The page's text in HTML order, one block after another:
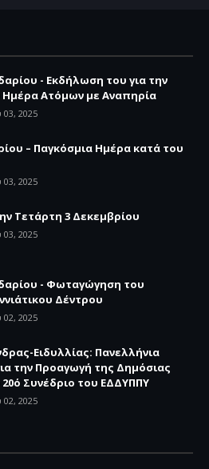
- Εκδήλωση του για την
Ημέρα Ατόμων με Αναπηρία
03, 2025
– Παγκόσμια Ημέρα κατά του
03, 2025
Τετάρτη 3 Δεκεμβρίου
03, 2025
- Φωταγώγηση του
Δέντρου
02, 2025
Ειδυλλίας: Πανελλήνια
την Προαγωγή της Δημόσιας
20ό Συνέδριο του ΕΔΔΥΠΠΥ
02, 2025